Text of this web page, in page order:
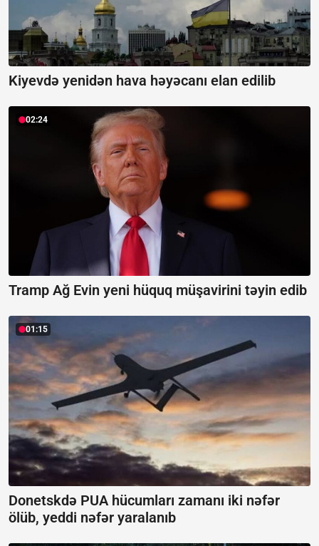
Kiyevdə yenidən hava həyəcanı elan edilib
02:24
Tramp Ağ Evin yeni hüquq müşavirini təyin edib
01:15
Donetskdə PUA hücumları zamanı iki nəfər
ölüb, yeddi nəfər yaralanıb